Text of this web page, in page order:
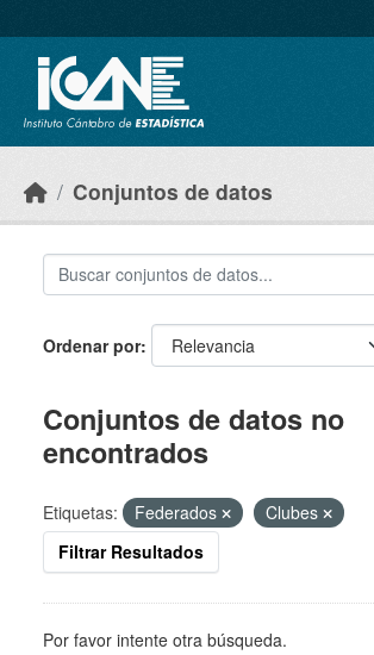
Conjuntos de datos
Ordenar por
Conjuntos de datos no
encontrados
Etiquetas: Federados
Clubes
Filtrar Resultados
Por favor intente otra búsqueda.